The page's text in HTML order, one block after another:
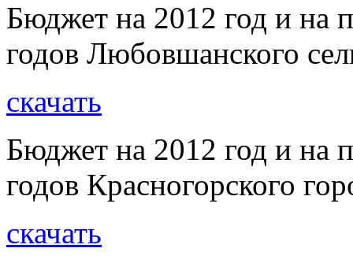
Бюджет на 2012 год и на
годов Любовшанского
скачать
Бюджет на 2012 год и на
годов Красногорского
скачать